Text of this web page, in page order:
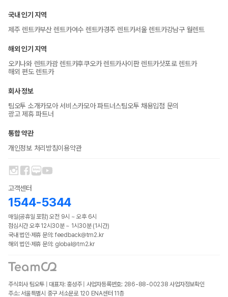
국내 인기 지역
제주 렌트카부산 렌트카여수 렌트카경주 렌트카서울 렌트카강남구 월렌트
해외 인기 지역
오키나와 렌트카괌 렌트카후쿠오카 렌트카사이판 렌트카삿포로 렌트카
해외 편도 렌트카
회사 정보
팀오투 소개카모아 서비스카모아 파트너스팀오투 채용입점 문의
광고 제휴 파트너
통합 약관
개인정보 처리방침이용약관
고객센터
1544-5344
매일(공휴일 포함) 오전 9시 ~ 오후 6시
점심시간 오후 12시30분 ~ 1시30분 (1시간)
국내 법인·제휴 문의: feedback@tm2.kr
해외 법인·제휴 문의: global@tm2.kr
주식회사 팀오투 | 대표자: 홍성주 | 사업자등록번호: 286-88-00238 사업자정보확인
주소: 서울특별시 중구 서소문로 120 ENA센터 11층